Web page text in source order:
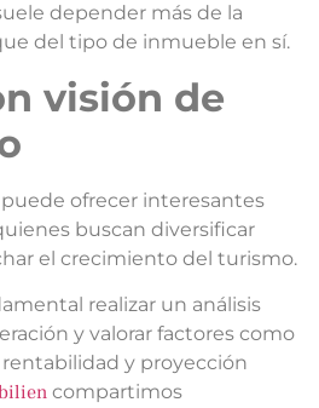
depender más de la
del tipo de inmueble en sí.
visión de
ofrecer interesantes
buscan diversificar
el crecimiento del turismo.
realizar un análisis
y valorar factores como
y proyección
compartimos